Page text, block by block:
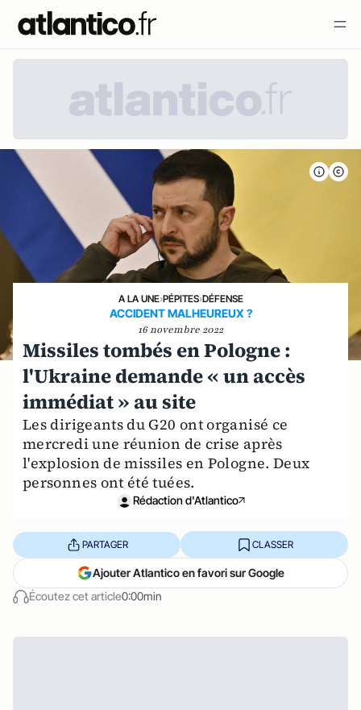
A LA UNE›PÉPITES›DÉFENSE
ACCIDENT MALHEUREUX ?
16 novembre 2022
Missiles tombés en Pologne :
l'Ukraine demande « un accès
immédiat » au site
Les dirigeants du G20 ont organisé ce
mercredi une réunion de crise après
l'explosion de missiles en Pologne. Deux
personnes ont été tuées.
Rédaction d'Atlantico
Écoutez cet article0:00min
PARTAGER CLASSER
Ajouter Atlantico en favori sur Google